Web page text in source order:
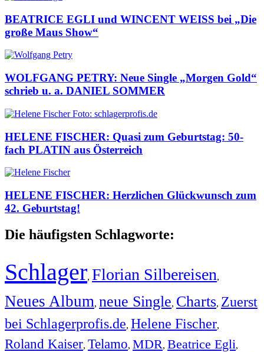
BEATRICE EGLI und WINCENT WEISS bei „Die
große Maus Show“
WOLFGANG PETRY: Neue Single „Morgen Gold“
schrieb u. a. DANIEL SOMMER
HELENE FISCHER: Quasi zum Geburtstag: 50-
fach PLATIN aus Österreich
HELENE FISCHER: Herzlichen Glückwunsch zum
42. Geburtstag!
Die häufigsten Schlagworte:
Schlager, Florian Silbereisen,
Neues Album, neue Single, Charts, Zuerst
bei Schlagerprofis.de, Helene Fischer,
Roland Kaiser, Telamo, MDR, Beatrice Egli,